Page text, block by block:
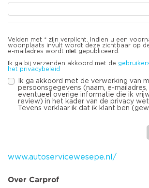
Velden met * zijn verplicht. Indien u een
woonplaats invult wordt deze zichtbaar op
e-mailadres wordt niet gepubliceerd.
Ik ga bij verzenden akkoord met de
het privacybeleid
Ik ga akkoord met de verwerking van
persoonsgegevens (naam, e-mailadres,
eventueel overige informatie die ik
review) in het kader van de privacy
Tevens verklaar ik dat ik klant ben
www.autoservicewesepe.nl/
Over Carprof